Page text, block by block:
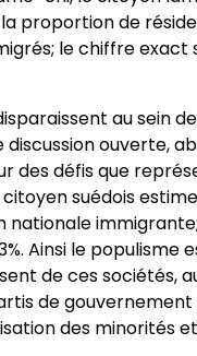
proportion de
le chiffre exact
au sein
ouverte,
des défis que
citoyen suédois
nationale
Ainsi le populisme
de ces sociétés,
de
des minorités